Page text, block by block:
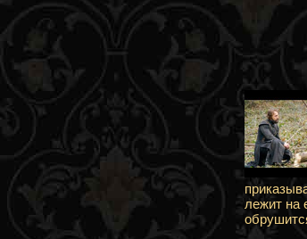
лежит на